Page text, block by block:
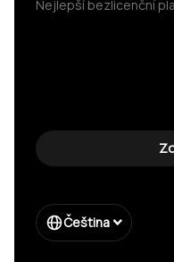
Nejlepší bezlicenční
Čeština